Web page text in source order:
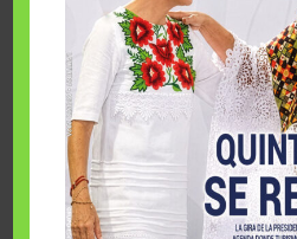
Fairmont Mayakoba y Make-A-
esfuerzos para hacer realidad el